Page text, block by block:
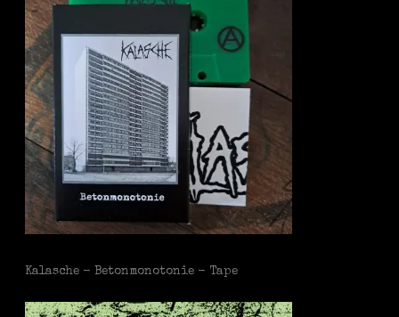
Kalasche - Betonmonotonie - Tape